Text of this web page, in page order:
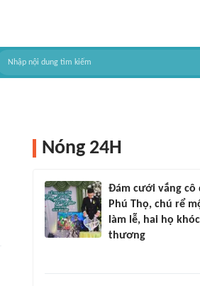
Nóng 24H
Đám cưới vắng cô
Phú Thọ, chú rể
làm lễ, hai họ
thương